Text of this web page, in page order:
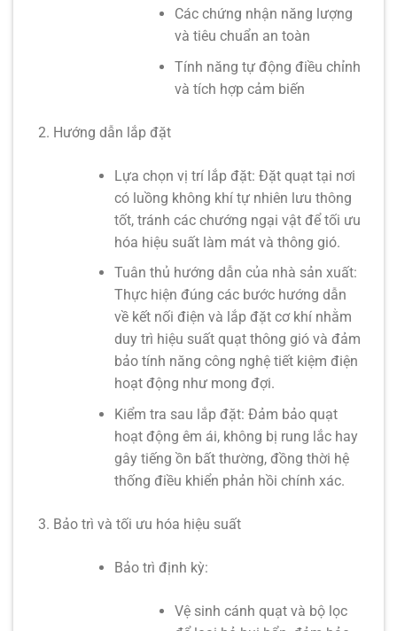
Các chứng nhận năng lượng
và tiêu chuẩn an toàn
Tính năng tự động điều chỉnh
và tích hợp cảm biến
Hướng dẫn lắp đặt
Lựa chọn vị trí lắp đặt: Đặt quạt tại nơi
có luồng không khí tự nhiên lưu thông
tốt, tránh các chướng ngại vật để tối ưu
hóa hiệu suất làm mát và thông gió.
Tuân thủ hướng dẫn của nhà sản xuất:
Thực hiện đúng các bước hướng dẫn
về kết nối điện và lắp đặt cơ khí nhằm
duy trì hiệu suất quạt thông gióvà đảm
bảo tính năng công nghệ tiết kiệm điện
hoạt động như mong đợi.
Kiểm tra sau lắp đặt: Đảm bảo quạt
hoạt động êm ái, không bị rung lắc hay
gây tiếng ồn bất thường, đồng thời hệ
thống điều khiển phản hồi chính xác.
Bảo trì và tối ưu hóa hiệu suất
Bảo trì định kỳ:
Vệ sinh cánh quạt và bộ lọc